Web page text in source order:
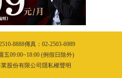
8888傳真：02-2503-6989
五09:00~18:00 (例假日除外)
股份有限公司隱私權聲明